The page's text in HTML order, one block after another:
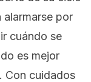
alarmarse por
cuándo se
es mejor
Con cuidados